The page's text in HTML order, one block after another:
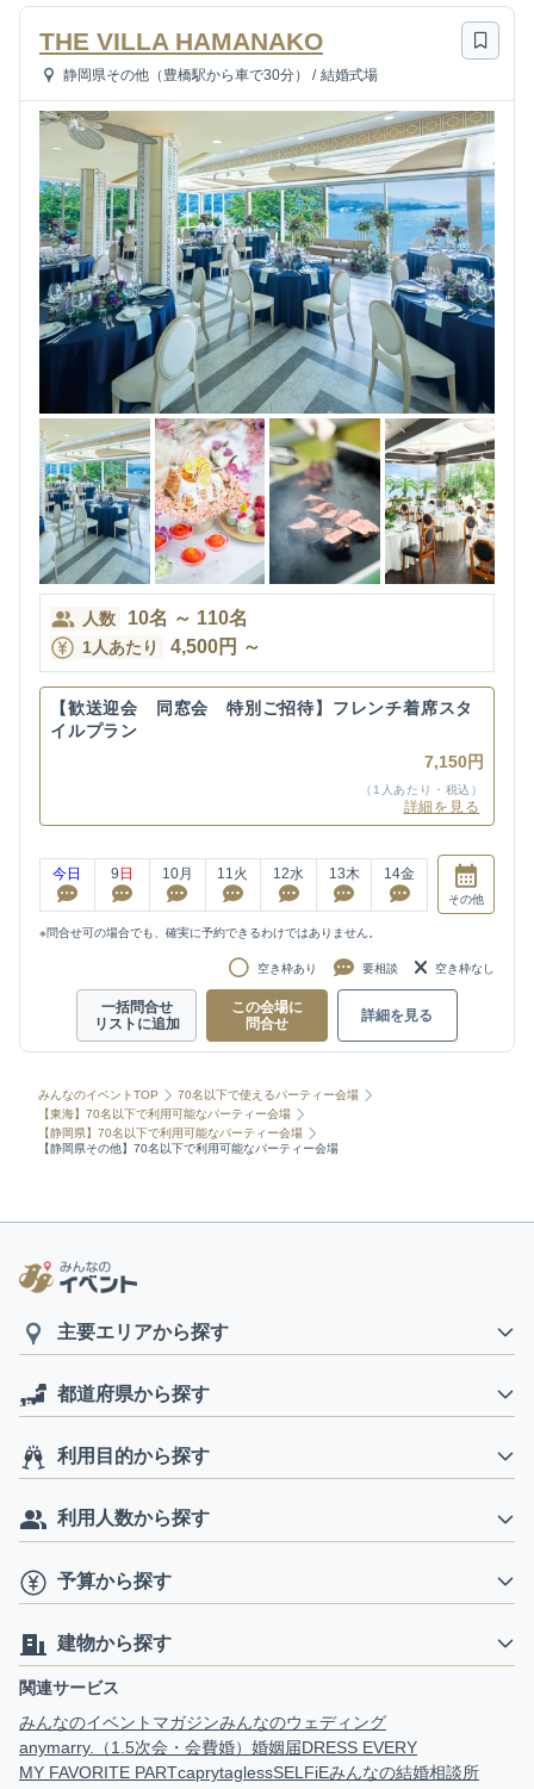
THE VILLA HAMANAKO
静岡県その他（豊橋駅から車で30分） / 結婚式場
人数 10名 ～ 110名
1人あたり 4,500円 ～
【歓送迎会 同窓会 特別ご招待】フレンチ着席スタ
イルプラン
7,150円
（1人あたり・税込）
詳細を見る
今日 9 日 10月 11 火 12水 13木 14金
その他
※問合せ可の場合でも、確実に予約できるわけではありません。
空き枠あり 要相談 空き枠なし
一括問合せ
リストに追加
この会場に
問合せ
詳細を見る
みんなのイベントTOP
70名以下で使えるパーティー会場
【東海】70名以下で利用可能なパーティー会場
【静岡県】70名以下で利用可能なパーティー会場
【静岡県その他】70名以下で利用可能なパーティー会場
主要エリアから探す
都道府県から探す
利用目的から探す
利用人数から探す
予算から探す
建物から探す
関連サービス
みんなのイベントマガジンみんなのウェディング
anymarry.（1.5次会・会費婚） 婚姻届DRESS EVERY
MY FAVORITE PARTcaprytaglessSELFiEみんなの結婚相談所